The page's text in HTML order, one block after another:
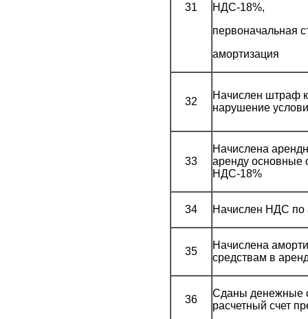
31
НДС-18%,
первоначальная
32
Начислен штраф
нарушение
33
Начислена
аренду основные
НДС-18%
34 Начислен НДС по
35
Начислена
средствам в
36
Сданы денежные
расчетный счет